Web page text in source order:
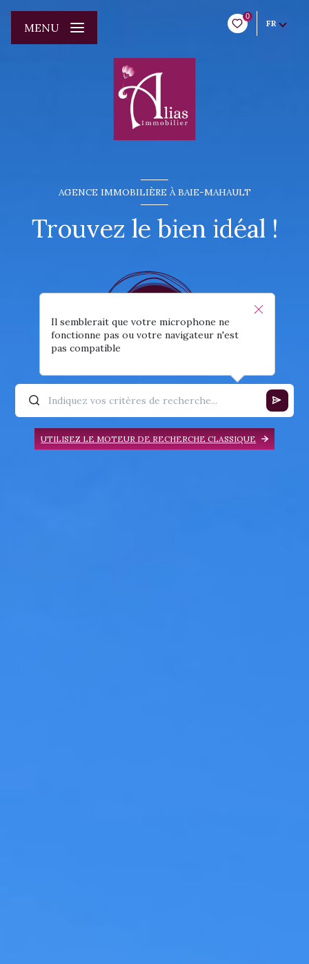
0
FR
MENU
AGENCE IMMOBILIÈRE À BAIE-MAHAULT
Trouvez le bien idéal !
Il semblerait que votre microphone ne
fonctionne pas ou votre navigateur n'est
pas compatible
UTILISEZ LE MOTEUR DE RECHERCHE CLASSIQUE